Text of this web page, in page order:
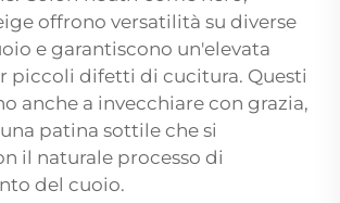
offrono versatilità su diverse
e garantiscono un'elevata
piccoli difetti di cucitura. Questi
anche a invecchiare con grazia,
patina sottile che si
il naturale processo di
del cuoio.